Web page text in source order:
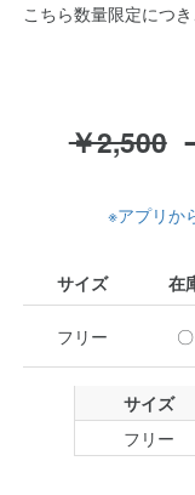
こちら数量限定につ
￥2,500
※アプリか
サイズ 在
フリー 〇
サイズ
フリー